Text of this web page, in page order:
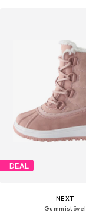
DEAL
NEXT
Gummistövel